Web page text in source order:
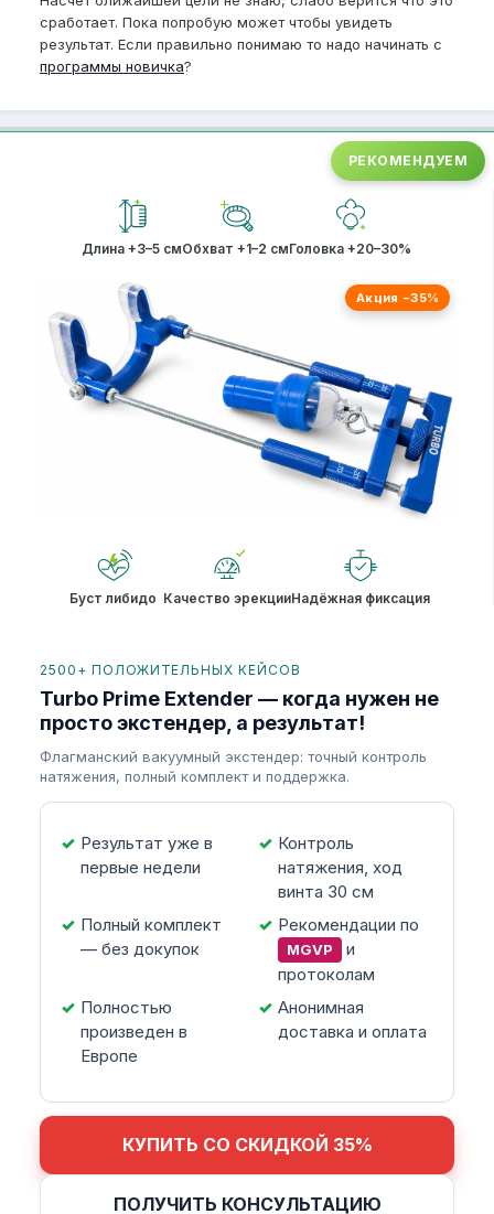
сработает. Пока попробую может чтобы увидеть
результат. Если правильно понимаю то надо начинать с
программы новичка?
РЕКОМЕНДУЕМ
Длина +3–5 смОбхват +1–2 смГоловка +20–30%
Акция −35%
Буст либидо Качество эрекцииНадёжная фиксация
2500+ ПОЛОЖИТЕЛЬНЫХ КЕЙСОВ
Turbo Prime Extender — когда нужен не
просто экстендер, а результат!
Флагманский вакуумный экстендер: точный контроль
натяжения, полный комплект и поддержка.
Результат уже в
первые недели
Контроль
натяжения, ход
винта 30 см
Полный комплект
— без докупок
Рекомендации по
MGVP
и
протоколам
Полностью
произведен в
Европе
Анонимная
доставка и оплата
КУПИТЬ СО СКИДКОЙ 35%
ПОЛУЧИТЬ КОНСУЛЬТАЦИЮ